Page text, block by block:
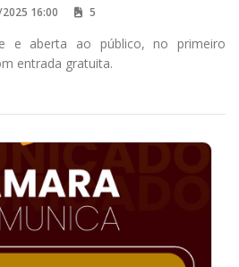
16:00 5
e aberta ao público, no primeiro
entrada gratuita.